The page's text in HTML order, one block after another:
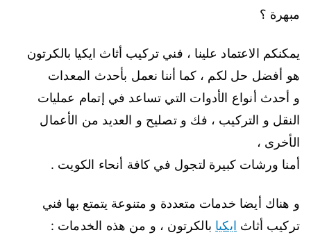
مبهرة ؟
يمكنكم الاعتماد علينا ، فني تركيب أثاث ايكيا بالكرتون
هو أفضل حل لكم ، كما أننا نعمل بأحدث المعدات
و أحدث أنواع الأدوات التي تساعد في إتمام عمليات
النقل و التركيب ، فك و تصليح و العديد من الأعمال
الأخرى ،
أمنا ورشات كبيرة لتجول في كافة أنحاء الكويت .
و هناك أيضا خدمات متعددة و متنوعة يتمتع بها فني
تركيب أثاث ايكيا بالكرتون ، و من هذه الخدمات :